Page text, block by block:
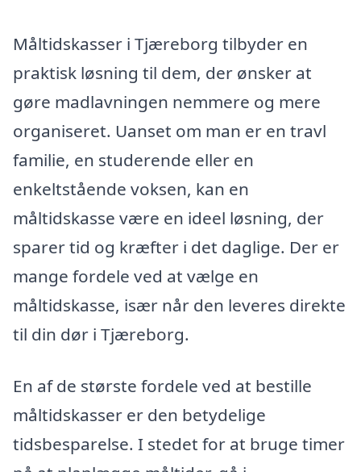
Måltidskasser i Tjæreborg tilbyder en
praktisk løsning til dem, der ønsker at
gøre madlavningen nemmere og mere
organiseret. Uanset om man er en travl
familie, en studerende eller en
enkeltstående voksen, kan en
måltidskasse være en ideel løsning, der
sparer tid og kræfter i det daglige. Der er
mange fordele ved at vælge en
måltidskasse, især når den leveres direkte
til din dør i Tjæreborg.
En af de største fordele ved at bestille
måltidskasser er den betydelige
tidsbesparelse. I stedet for at bruge timer